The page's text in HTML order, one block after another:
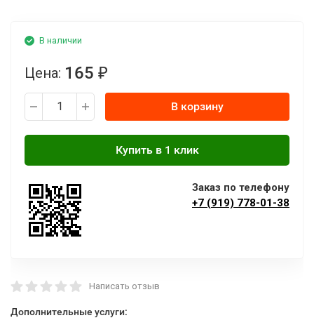
В наличии
Цена: 165 ₽
В корзину
Заказ по телефону
+7 (919) 778-01-38
Написать отзыв
Дополнительные услуги: